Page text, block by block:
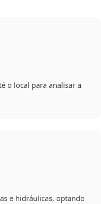
o local para analisar a
e hidráulicas, optando